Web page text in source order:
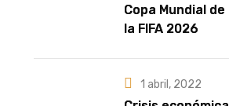
Retamozo
Copa Mundial de
la FIFA 2026
quién sería la
1 abril, 2022